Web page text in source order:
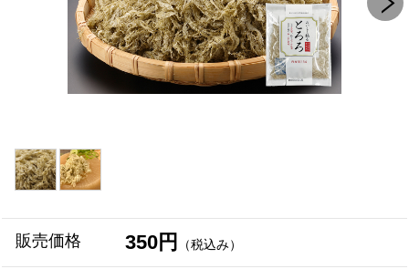
販売価格 350円 （税込み）